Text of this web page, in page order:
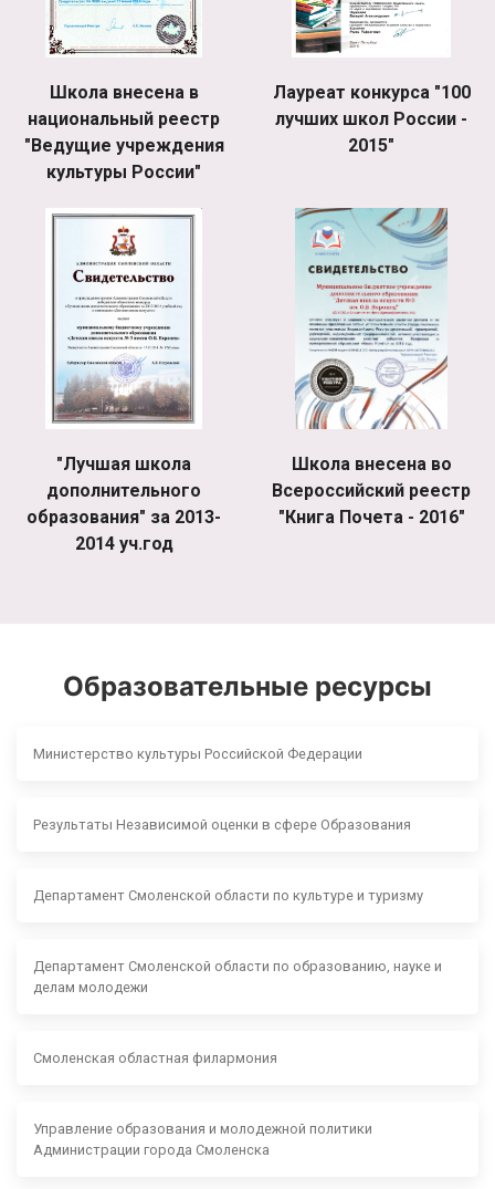
Школа внесена в
национальный реестр
"Ведущие учреждения
культуры России"
Лауреат конкурса "100
лучших школ России -
2015"
"Лучшая школа
дополнительного
образования" за 2013-
2014 уч.год
Школа внесена во
Всероссийский реестр
"Книга Почета - 2016"
Образовательные ресурсы
Министерство культуры Российской Федерации
Результаты Независимой оценки в сфере Образования
Департамент Смоленской области по культуре и туризму
Департамент Смоленской области по образованию, науке и
делам молодежи
Смоленская областная филармония
Управление образования и молодежной политики
Администрации города Смоленска